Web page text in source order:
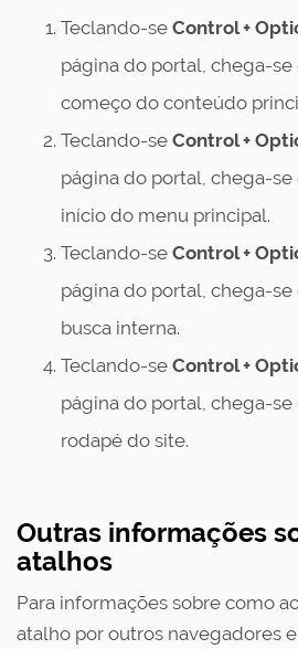
Teclando-se Control +
página do portal, chega-
começo do conteúdo
Teclando-se Control+
página do portal, chega-
início do menu principal.
Teclando-se Control+
página do portal, chega-
busca interna.
Teclando-se Control+
página do portal, chega-
rodapé do site.
Outras informações
atalhos
Para informações sobre como
atalho por outros navegadores